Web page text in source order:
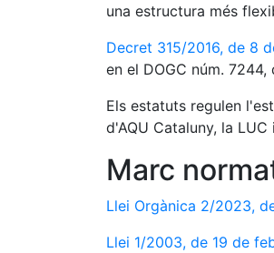
una estructura més
Decret 315/2016, de 8
en el DOGC núm.
Els estatuts regulen
d'AQU Cataluny, la
Marc
Llei Orgànica 2/2023,
Llei 1/2003, de 19 de